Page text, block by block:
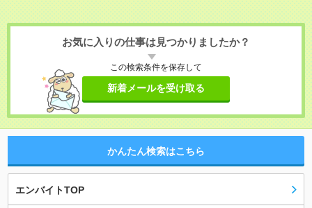
お気に入りの仕事は見つかりましたか？
この検索条件を保存して
新着メールを受け取る
かんたん検索はこちら
エンバイトTOP